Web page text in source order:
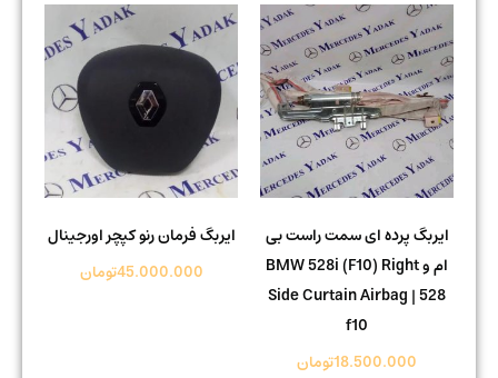
ایربگ پرده ای سمت راست بی
ام و BMW 528i (F10) Right
Side Curtain Airbag | 528
18.500.000تومان
ایربگ فرمان رنو کپچر اورجینال
45.000.000تومان